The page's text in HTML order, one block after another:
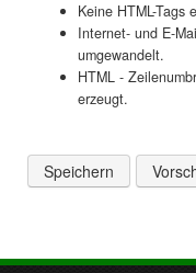
Keine HTML-Tags
Internet- und E-
umgewandelt.
HTML -
erzeugt.
Vertikale